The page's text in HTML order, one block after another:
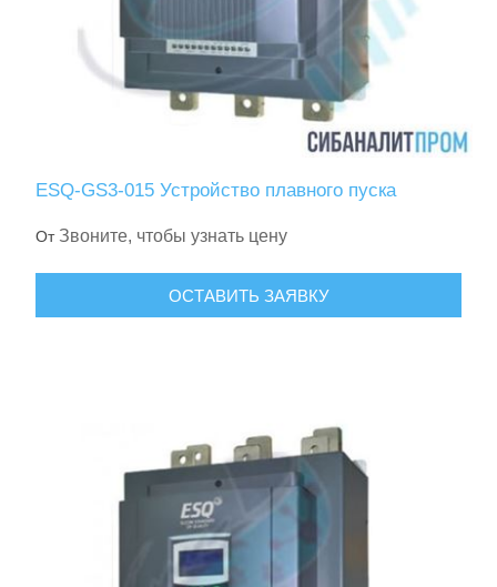
ESQ-GS3-015 Устройство плавного пуска
От Звоните, чтобы узнать цену
ОСТАВИТЬ ЗАЯВКУ